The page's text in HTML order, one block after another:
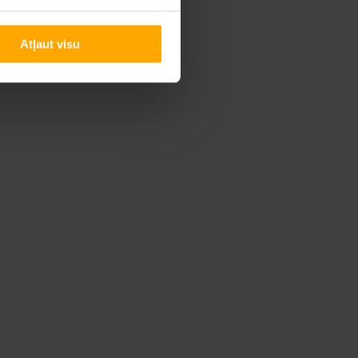
Atļaut visu